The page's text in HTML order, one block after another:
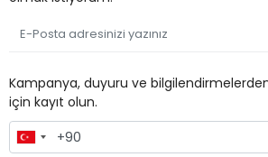
Kampanya, duyuru ve
için kayıt olun.